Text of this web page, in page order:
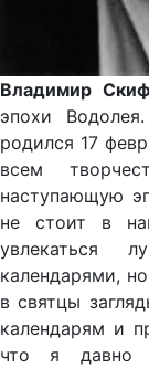
Владимир Скиф
эпохи
родился 17
всем
наступающую
не стоит в
увлекаться
календарями,
в святцы
календарям и
что я давно